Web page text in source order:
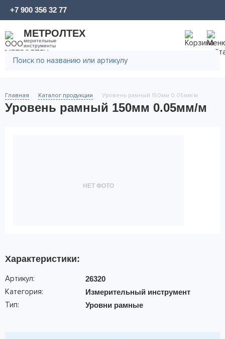
МЕТРОЛТЕХ
мерительные
инструменты
+7 900 356 32 77
Главная Каталог продукции Уровень рамный 150мм 0.05мм/м
Уровень рамный 150мм 0.05мм/м
НЕТ ФОТО
Характеристики:
Артикул: 26320
Категория: Измерительный инструмент
Тип: Уровни рамные